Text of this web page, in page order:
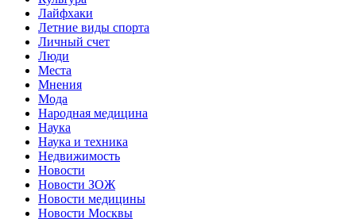
Лайфхаки
Летние виды спорта
Личный счет
Люди
Места
Мнения
Мода
Народная медицина
Наука
Наука и техника
Недвижимость
Новости
Новости ЗОЖ
Новости медицины
Новости Москвы